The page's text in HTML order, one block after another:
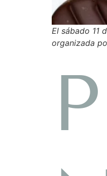
El sábado 11
organizada